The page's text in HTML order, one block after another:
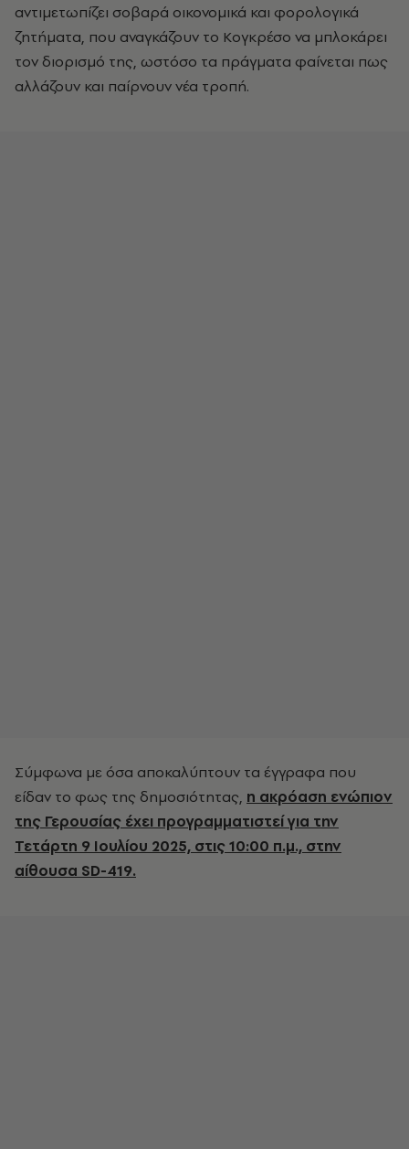
αντιμετωπίζει σοβαρά οικονομικά και φορολογικά
ζητήματα, που αναγκάζουν το Κογκρέσο να μπλοκάρει
τον διορισμό της, ωστόσο τα πράγματα φαίνεται πως
αλλάζουν και παίρνουν νέα τροπή.
Σύμφωνα με όσα αποκαλύπτουν τα έγγραφα που
είδαν το φως της δημοσιότητας, η ακρόαση ενώπιον
της Γερουσίας έχει προγραμματιστεί για την
Τετάρτη 9 Ιουλίου 2025, στις 10:00 π.μ., στην
αίθουσα SD-419.